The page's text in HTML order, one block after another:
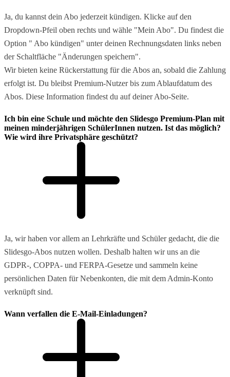
Ja, du kannst dein Abo jederzeit kündigen. Klicke auf den
Dropdown-Pfeil oben rechts und wähle "Mein Abo". Du findest die
Option " Abo kündigen" unter deinen Rechnungsdaten links neben
der Schaltfläche "Änderungen speichern".
Wir bieten keine Rückerstattung für die Abos an, sobald die Zahlung
erfolgt ist. Du bleibst Premium-Nutzer bis zum Ablaufdatum des
Abos. Diese Information findest du auf deiner Abo-Seite.
Ich bin eine Schule und möchte den Slidesgo Premium-Plan mit
meinen minderjährigen SchülerInnen nutzen. Ist das möglich?
Wie wird ihre Privatsphäre geschützt?
Ja, wir haben vor allem an Lehrkräfte und Schüler gedacht, die die
Slidesgo-Abos nutzen wollen. Deshalb halten wir uns an die
GDPR-, COPPA- und FERPA-Gesetze und sammeln keine
persönlichen Daten für Nebenkonten, die mit dem Admin-Konto
verknüpft sind.
Wann verfallen die E-Mail-Einladungen?